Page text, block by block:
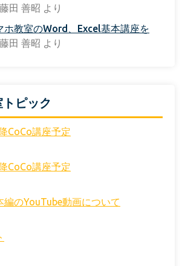
藤田 善昭 より
ホ教室のWord、Excel基本講座を
藤田 善昭 より
ピック
CoCo講座予定
CoCo講座予定
編のYouTube動画について